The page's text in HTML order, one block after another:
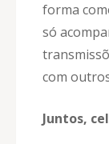
forma
só
com
Juntos,